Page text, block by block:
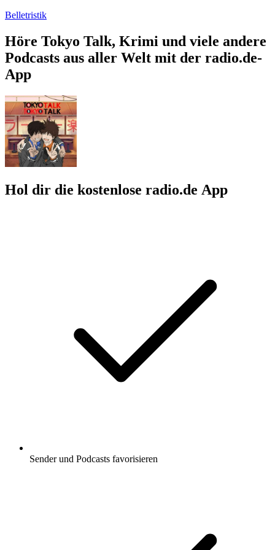
Belletristik
Höre Tokyo Talk, Krimi und viele andere
Podcasts aus aller Welt mit der radio.de-
App
Hol dir die kostenlose radio.de App
Sender und Podcasts favorisieren